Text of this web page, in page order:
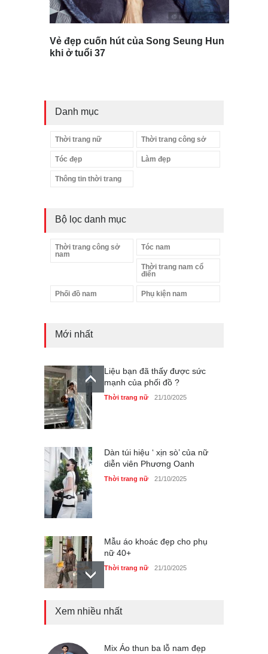
Vẻ đẹp cuốn hút của Song Seung Hun
khi ở tuổi 37
Danh mục
Thời trang nữ Thời trang công sở
Tóc đẹp Làm đẹp
Thông tin thời trang
Bộ lọc danh mục
Thời trang công sở
nam
Tóc nam
Thời trang nam cổ
điển
Phối đồ nam Phụ kiện nam
Mới nhất
Liệu bạn đã thấy được sức
mạnh của phối đồ ?
Thời trang nữ 21/10/2025
Dàn túi hiệu ‘ xịn sò’ của nữ
diễn viên Phương Oanh
Thời trang nữ 21/10/2025
Mẫu áo khoác đẹp cho phụ
nữ 40+
Thời trang nữ 21/10/2025
Chiếc áo dài cưới của Hoa
Xem nhiều nhất
Mix Áo thun ba lỗ nam đẹp